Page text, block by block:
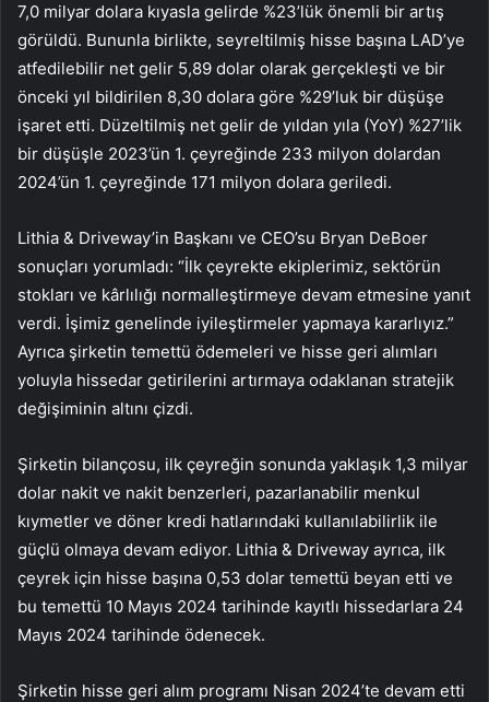
7,0 milyar dolara kıyasla gelirde %23’lük önemli bir artış
görüldü. Bununla birlikte, seyreltilmiş hisse başına LAD’ye
atfedilebilir net gelir 5,89 dolar olarak gerçekleşti ve bir
önceki yıl bildirilen 8,30 dolara göre %29’luk bir düşüşe
işaret etti. Düzeltilmiş net gelir de yıldan yıla (YoY) %27’lik
bir düşüşle 2023’ün 1. çeyreğinde 233 milyon dolardan
2024’ün 1. çeyreğinde 171 milyon dolara geriledi.
Lithia & Driveway’in Başkanı ve CEO’su Bryan DeBoer
sonuçları yorumladı: “İlk çeyrekte ekiplerimiz, sektörün
stokları ve kârlılığı normalleştirmeye devam etmesine yanıt
verdi. İşimiz genelinde iyileştirmeler yapmaya kararlıyız.”
Ayrıca şirketin temettü ödemeleri ve hisse geri alımları
yoluyla hissedar getirilerini artırmaya odaklanan stratejik
değişiminin altını çizdi.
Şirketin bilançosu, ilk çeyreğin sonunda yaklaşık 1,3 milyar
dolar nakit ve nakit benzerleri, pazarlanabilir menkul
kıymetler ve döner kredi hatlarındaki kullanılabilirlik ile
güçlü olmaya devam ediyor. Lithia & Driveway ayrıca, ilk
çeyrek için hisse başına 0,53 dolar temettü beyan etti ve
bu temettü 10 Mayıs 2024 tarihinde kayıtlı hissedarlara 24
Mayıs 2024 tarihinde ödenecek.
Şirketin hisse geri alım programı Nisan 2024’te devam etti